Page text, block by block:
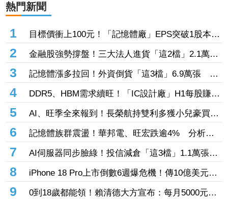
熱門新聞
1
目標價衝上100元！「記憶體廠」EPS突破1股本
DRAM大漲45%＋合作美光獲利迎轉機
2
金融股強勢撐盤！三大法人進貨「這2檔」2.1萬
張 投8.54億元連12日進場三商壽
3
記憶體漲多拉回！外資倒貨「這3檔」6.9萬張 連
賣華邦電2天捲102億元
4
DDR5、HBM需求續旺！「IC設計廠」H1每股賺
9.13元 董座：搶晶圓產能比毛利率更重要
5
AI、旺季全來報到！長榮航持雙利多獲小兒豪買逾
53萬張成寵兒 「這檔」前7月營收狂超去年全年
也獲青睞
6
記憶體族群震盪！華邦電、旺宏跌逾4% 分析師
點名「這2檔」多頭：布局看技術面
7
AI伺服器同步臉綠！投信減倉「這3檔」1.1萬張
投信連砍緯創2刀帶走18.96億元
8
iPhone 18 Pro上市倒數6週爆危機！傳10億美元晶
片卡封裝「躺在廠房」 恐面臨庫存不足
9 0到18歲都能領！賴清德大方宣布：每月5000元成